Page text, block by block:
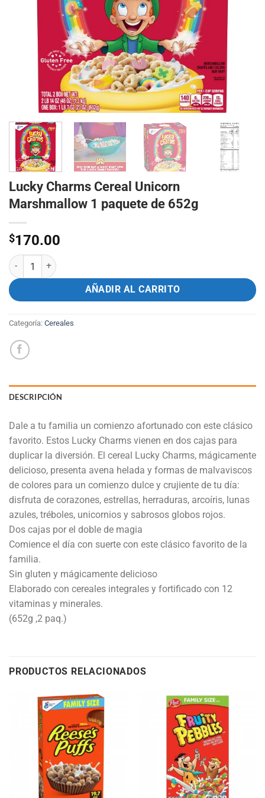
Lucky Charms Cereal Unicorn
Marshmallow 1 paquete de 652g
$170.00
Lucky Charms Cereal Unicorn Marshmallow 1 paquete de 652g
AÑADIR AL CARRITO
Categoría: Cereales
DESCRIPCIÓN
Dale a tu familia un comienzo afortunado con este clásico
favorito. Estos Lucky Charms vienen en dos cajas para
duplicar la diversión. El cereal Lucky Charms, mágicamente
delicioso, presenta avena helada y formas de malvaviscos
de colores para un comienzo dulce y crujiente de tu día:
disfruta de corazones, estrellas, herraduras, arcoíris, lunas
azules, tréboles, unicornios y sabrosos globos rojos.
Dos cajas por el doble de magia
Comience el día con suerte con este clásico favorito de la
familia.
Sin gluten y mágicamente delicioso
Elaborado con cereales integrales y fortificado con 12
vitaminas y minerales.
(652g ,2 paq.)
PRODUCTOS RELACIONADOS